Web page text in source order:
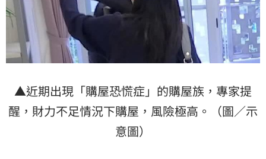
▲近期出現「購屋恐慌症」的購屋族，專家提
醒，財力不足情況下購屋，風險極高。（圖／示
意圖）